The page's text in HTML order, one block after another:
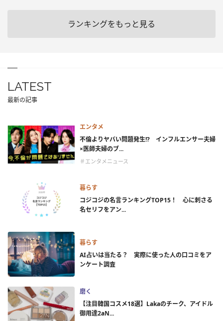
ランキングをもっと見る
LATEST
最新の記事
エンタメ
不倫よりヤバい問題発生!? インフルエンサー夫婦
×医師夫婦のブ...
＃エンタメニュース
暮らす
コジコジの名言ランキングTOP15！ 心に刺さる
名セリフをアン...
暮らす
AI占いは当たる？ 実際に使った人の口コミをア
ンケート調査
磨く
【注目韓国コスメ18選】Lakaのチーク、アイドル
御用達2aN...